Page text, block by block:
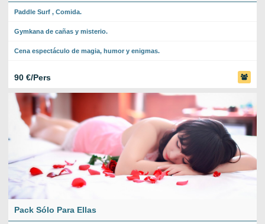
Paddle Surf , Comida.
Gymkana de cañas y misterio.
Cena espectáculo de magia, humor y enigmas.
90 €/Pers
Pack Sólo Para Ellas